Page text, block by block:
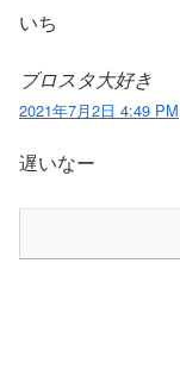
いち
ブロスタ大好
2021年7月2日 4:49 PM
遅いなー